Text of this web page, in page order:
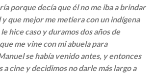
porque decía que él no me iba a brindar
que mejor me metiera con un indígena
hice caso y duramos dos años de
me vine con mi abuela para
se había venido antes, y entonces
a cine y decidimos no darle más largo a